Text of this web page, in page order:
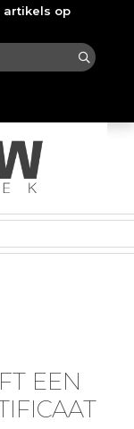
artikels op
EEN